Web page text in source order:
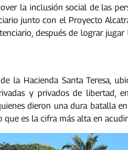
la inclusión social de las
junto con el Proyecto
después de lograr
la Hacienda Santa Teresa,
y privados de libertad,
dieron una dura batalla
que es la cifra más alta en